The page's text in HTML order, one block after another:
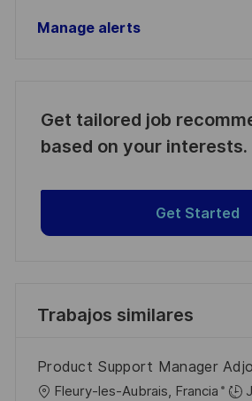
Manage alerts
Get tailored job
based on your interests.
Get Started
Trabajos similares
Product Support Manager
U Fleury-les-Aubrais, Francia